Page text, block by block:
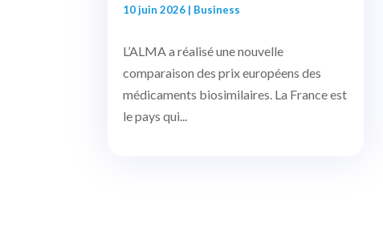
10 juin 2026 | Business
L’ALMA a réalisé une nouvelle
comparaison des prix européens des
médicaments biosimilaires. La France est
le pays qui...